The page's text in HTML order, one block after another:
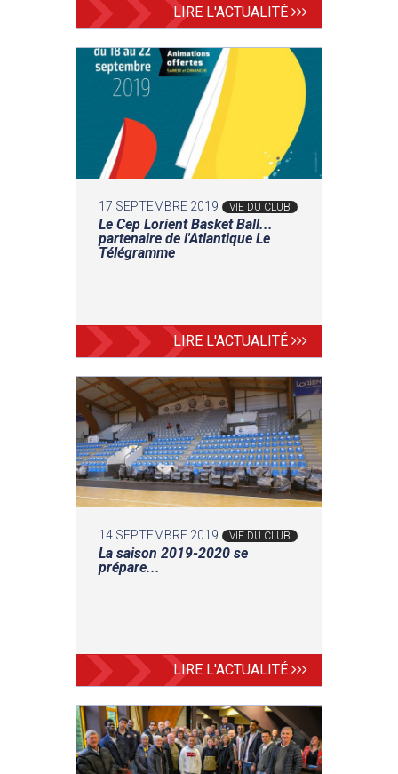
LIRE L'ACTUALITÉ
17 SEPTEMBRE 2019 VIE DU CLUB
Le Cep Lorient Basket Ball...
partenaire de l'Atlantique Le
Télégramme
LIRE L'ACTUALITÉ
14 SEPTEMBRE 2019 VIE DU CLUB
La saison 2019-2020 se
prépare...
LIRE L'ACTUALITÉ